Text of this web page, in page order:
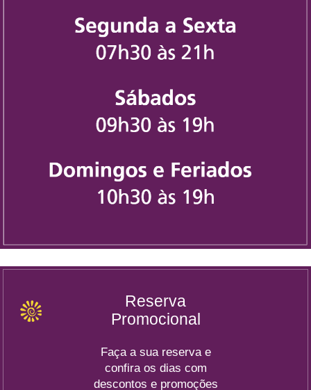
Reserva
Promocional
Faça a sua reserva e
confira os dias com
descontos e promoções